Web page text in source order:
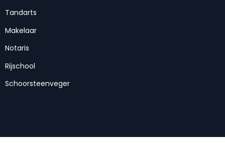
Tandarts
Makelaar
Notaris
Rijschool
Schoorsteenveger